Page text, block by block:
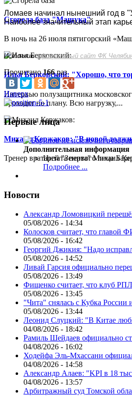
Сгорела база "Машука"
В ночь на 26 июля пятигорский
Илья Берковский: "Хорошо, что
Интервью полузащитника
проходят по плану. Всю нагрузку,...
Михаил Кержаков: "В новой
Тренер вратарей "Зенита" Михаил
Ломаев начинал нынешний год в
Наиболее значительный этап
Источник:официальный сайт ФК
Прочитано166раз
Наверх
Первые лица
Дополнительная информация
Цитата первого лица
Подробнее ...
Новости
Александр Ломовицкий
05/08/2026 - 14:34
Колосков считает, что главой
05/08/2026 - 16:42
Георгий Джикия: "Надо
05/08/2026 - 14:52
Ливай Гарсия официально
05/08/2026 - 13:49
Фищенко считает, что клуб
05/08/2026 - 13:45
"Чита" снялась с Кубка России
05/08/2026 - 13:44
Леонид Слуцкий: "В Китае
04/08/2026 - 18:42
Рамиль Шейдаев официально
04/08/2026 - 16:02
Ходейфа Эль-Мхассани
04/08/2026 - 14:58
Александр Алаев: "KPI в 18
04/08/2026 - 13:57
Арбитражный суд Томской